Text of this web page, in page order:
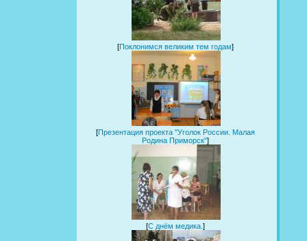
[Поклонимся великим тем годам]
[Презентация проекта "Уголок России. Малая
Родина Приморск"]
[С днём медика.]